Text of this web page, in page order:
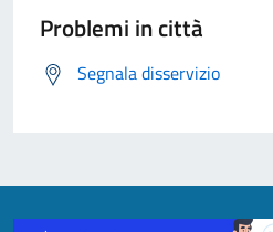
Problemi in città
Segnala disservizio